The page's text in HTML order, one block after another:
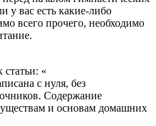
у вас есть какие-либо
всего прочего, необходимо
«
с нуля, без
Содержание
и основам домашних